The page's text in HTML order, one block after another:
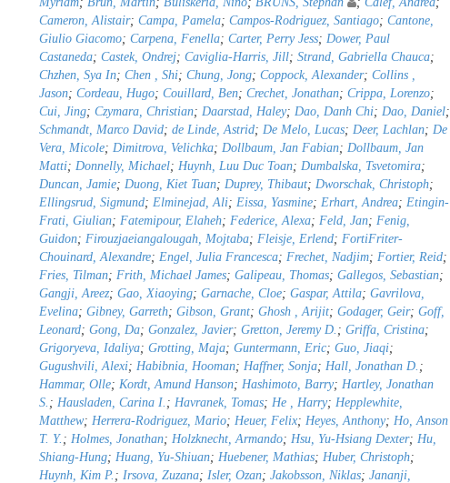
Cameron, Alistair; Campa, Pamela; Campos-Rodriguez, Santiago; Cantone,
Giulio Giacomo; Carpena, Fenella; Carter, Perry Jess; Dower, Paul
Castaneda; Castek, Ondrej; Caviglia-Harris, Jill; Strand, Gabriella Chauca;
Chzhen, Sya In; Chen , Shi; Chung, Jong; Coppock, Alexander; Collins ,
Jason; Cordeau, Hugo; Couillard, Ben; Crechet, Jonathan; Crippa, Lorenzo;
Cui, Jing; Czymara, Christian; Daarstad, Haley; Dao, Danh Chi; Dao, Daniel;
Schmandt, Marco David; de Linde, Astrid; De Melo, Lucas; Deer, Lachlan; De
Vera, Micole; Dimitrova, Velichka; Dollbaum, Jan Fabian; Dollbaum, Jan
Matti; Donnelly, Michael; Huynh, Luu Duc Toan; Dumbalska, Tsvetomira;
Duncan, Jamie; Duong, Kiet Tuan; Duprey, Thibaut; Dworschak, Christoph;
Ellingsrud, Sigmund; Elminejad, Ali; Eissa, Yasmine; Erhart, Andrea; Etingin-
Frati, Giulian; Fatemipour, Elaheh; Federice, Alexa; Feld, Jan; Fenig,
Guidon; Firouzjaeiangalougah, Mojtaba; Fleisje, Erlend; FortiFriter-
Chouinard, Alexandre; Engel, Julia Francesca; Frechet, Nadjim; Fortier, Reid;
Fries, Tilman; Frith, Michael James; Galipeau, Thomas; Gallegos, Sebastian;
Gangji, Areez; Gao, Xiaoying; Garnache, Cloe; Gaspar, Attila; Gavrilova,
Evelina; Gibney, Garreth; Gibson, Grant; Ghosh , Arijit; Godager, Geir; Goff,
Leonard; Gong, Da; Gonzalez, Javier; Gretton, Jeremy D. ; Griffa, Cristina;
Grigoryeva, Idaliya; Grotting, Maja; Guntermann, Eric; Guo, Jiaqi;
Gugushvili, Alexi; Habibnia, Hooman; Haffner, Sonja; Hall, Jonathan D. ;
Hammar, Olle; Kordt, Amund Hanson; Hashimoto, Barry; Hartley, Jonathan
S. ; Hausladen, Carina I. ; Havranek, Tomas; He , Harry; Hepplewhite,
Matthew; Herrera-Rodriguez, Mario; Heuer, Felix; Heyes, Anthony; Ho, Anson
T. Y. ; Holmes, Jonathan; Holzknecht, Armando; Hsu, Yu-Hsiang Dexter; Hu,
Shiang-Hung; Huang, Yu-Shiuan; Huebener, Mathias; Huber, Christoph;
Huynh, Kim P. ; Irsova, Zuzana; Isler, Ozan; Jakobsson, Niklas; Jananji,